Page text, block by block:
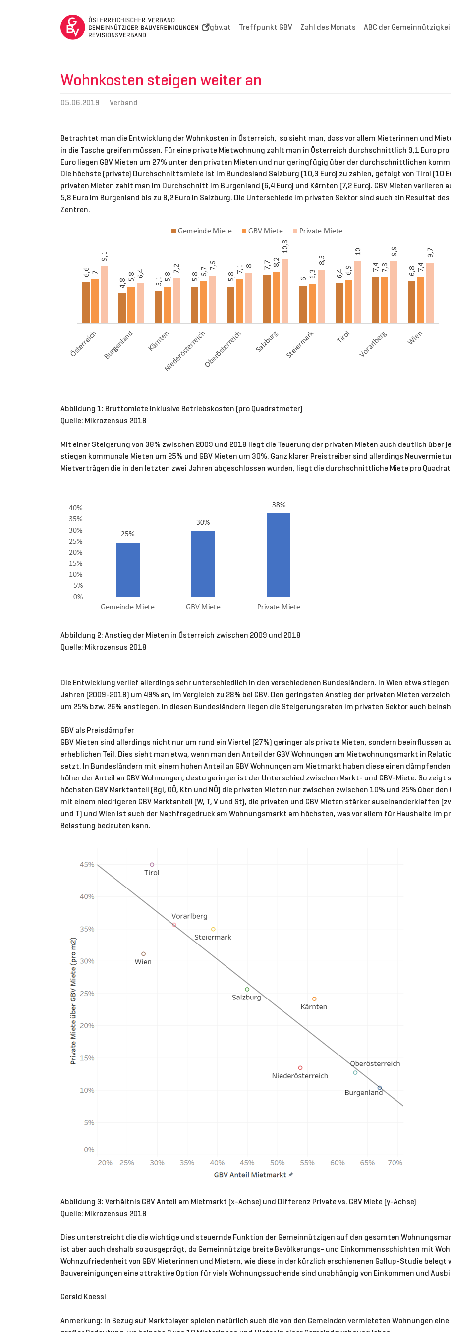
gbv.at Treffpunkt GBV Zahl des Monats ABC der
Wohnkosten steigen weiter an
05.06.2019 Verband
Betrachtet man die Entwicklung der Wohnkosten in Österreich, so sieht man, dass vor allem Mieterinnen und
in die Tasche greifen müssen. Für eine private Mietwohnung zahlt man in Österreich durchschnittlich 9,1 Euro
Euro liegen GBV Mieten um 27% unter den privaten Mieten und nur geringfügig über der durchschnittlichen
Die höchste (private) Durchschnittsmiete ist im Bundesland Salzburg (10,3 Euro) zu zahlen, gefolgt von Tirol (10
privaten Mieten zahlt man im Durchschnitt im Burgenland (6,4 Euro) und Kärnten (7,2 Euro). GBV Mieten variieren
5,8 Euro im Burgenland bis zu 8,2 Euro in Salzburg. Die Unterschiede im privaten Sektor sind auch ein Resultat
Zentren.
Abbildung 1: Bruttomiete inklusive Betriebskosten (pro Quadratmeter)
Quelle: Mikrozensus 2018
Mit einer Steigerung von 38% zwischen 2009 und 2018 liegt die Teuerung der privaten Mieten auch deutlich über
stiegen kommunale Mieten um 25% und GBV Mieten um 30%. Ganz klarer Preistreiber sind allerdings
Mietverträgen die in den letzten zwei Jahren abgeschlossen wurden, liegt die durchschnittliche Miete pro
Abbildung 2: Anstieg der Mieten in Österreich zwischen 2009 und 2018
Quelle: Mikrozensus 2018
Die Entwicklung verlief allerdings sehr unterschiedlich in den verschiedenen Bundesländern. In Wien etwa
Jahren (2009-2018) um 49% an, im Vergleich zu 28% bei GBV. Den geringsten Anstieg der privaten Mieten
um 25% bzw. 26% anstiegen. In diesen Bundesländern liegen die Steigerungsraten im privaten Sektor auch
GBV als Preisdämpfer
GBV Mieten sind allerdings nicht nur um rund ein Viertel (27%) geringer als private Mieten, sondern beeinflussen
erheblichen Teil. Dies sieht man etwa, wenn man den Anteil der GBV Wohnungen am Mietwohnungsmarkt in
setzt. In Bundesländern mit einem hohen Anteil an GBV Wohnungen am Mietmarkt haben diese einen
höher der Anteil an GBV Wohnungen, desto geringer ist der Unterschied zwischen Markt- und GBV-Miete. So
höchsten GBV Marktanteil (Bgl, OÖ, Ktn und NÖ) die privaten Mieten nur zwischen zwischen 10% und 25% über
mit einem niedrigeren GBV Marktanteil (W, T, V und St), die privaten und GBV Mieten stärker auseinanderklaffen
und T) und Wien ist auch der Nachfragedruck am Wohnungsmarkt am höchsten, was vor allem für Haushalte im
Belastung bedeuten kann.
Abbildung 3: Verhältnis GBV Anteil am Mietmarkt (x-Achse) und Differenz Private vs. GBV Miete (y-Achse)
Quelle: Mikrozensus 2018
Dies unterstreicht die die wichtige und steuernde Funktion der Gemeinnützigen auf den gesamten
ist aber auch deshalb so ausgeprägt, da Gemeinnützige breite Bevölkerungs- und Einkommensschichten mit
Wohnzufriedenheit von GBV Mieterinnen und Mietern, wie diese in der kürzlich erschienenen Gallup-Studie belegt
Bauvereinigungen eine attraktive Option für viele Wohnungssuchende sind unabhängig von Einkommen und
Gerald Koessl
Anmerkung: In Bezug auf Marktplayer spielen natürlich auch die von den Gemeinden vermieteten Wohnungen